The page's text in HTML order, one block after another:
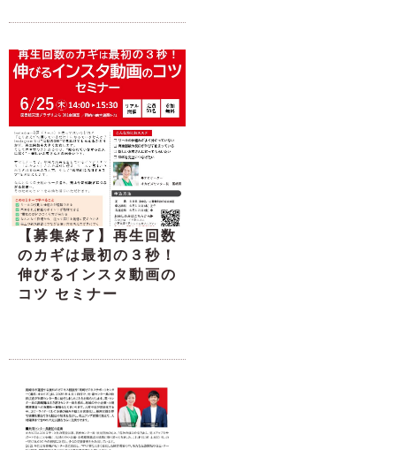
【募集終了】再生回数
のカギは最初の３秒！
伸びるインスタ動画の
コツ セミナー